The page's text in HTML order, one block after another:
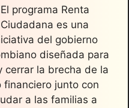
El programa Renta
Ciudadana es una
del gobierno
diseñada para
cerrar la brecha de la
financiero junto con
a las familias a